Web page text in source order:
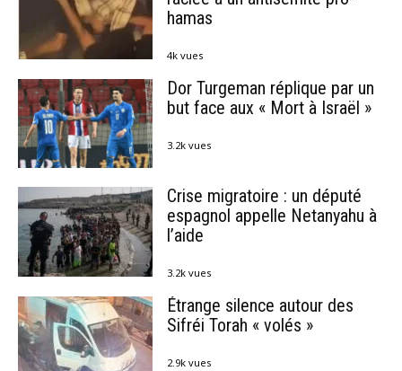
hamas
4k vues
Dor Turgeman réplique par un
but face aux « Mort à Israël »
3.2k vues
Crise migratoire : un député
espagnol appelle Netanyahu à
l’aide
3.2k vues
Étrange silence autour des
Sifréi Torah « volés »
2.9k vues